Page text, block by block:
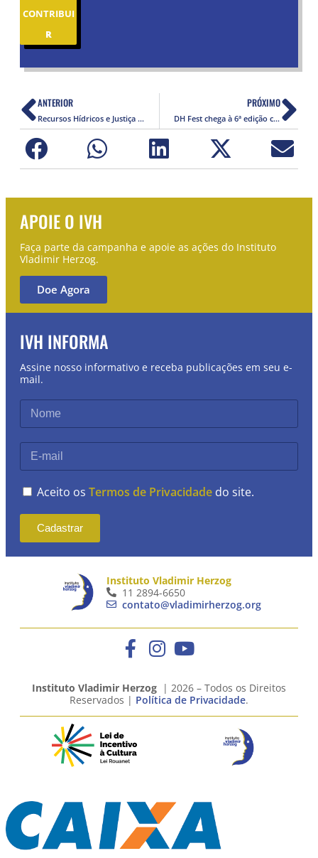
CONTRIBUI
R
ANTERIOR
Recursos Hídricos e Justiça Social: O Desafio das Comunidades Quilombolas
PRÓXIMO
DH Fest chega à 6ª edição com Tom Zé, cinema de direitos humanos, teatro e prêmio a Emicida
APOIE O IVH
Faça parte da campanha e apoie as ações do Instituto
Vladimir Herzog.
Doe Agora
IVH INFORMA
Assine nosso informativo e receba publicações em seu e-
mail.
Aceito os Termos de Privacidade do site.
Cadastrar
Instituto Vladimir Herzog
11 2894-6650
contato@vladimirherzog.org
Instituto Vladimir Herzog | 2026 – Todos os Direitos
Reservados | Política de Privacidade.